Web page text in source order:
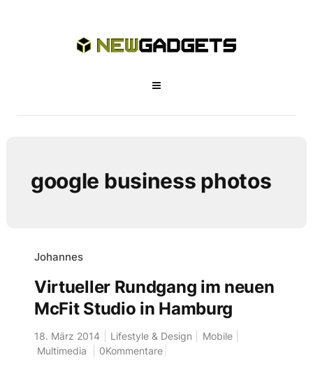
google business photos
Johannes
Virtueller Rundgang im neuen
McFit Studio in Hamburg
18. März 2014 Lifestyle & Design
Mobile
Multimedia
0Kommentare